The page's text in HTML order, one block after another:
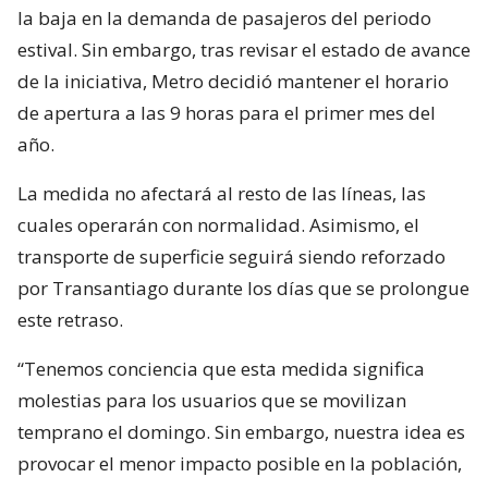
la baja en la demanda de pasajeros del periodo
estival. Sin embargo, tras revisar el estado de avance
de la iniciativa, Metro decidió mantener el horario
de apertura a las 9 horas para el primer mes del
año.
La medida no afectará al resto de las líneas, las
cuales operarán con normalidad. Asimismo, el
transporte de superficie seguirá siendo reforzado
por Transantiago durante los días que se prolongue
este retraso.
“Tenemos conciencia que esta medida significa
molestias para los usuarios que se movilizan
temprano el domingo. Sin embargo, nuestra idea es
provocar el menor impacto posible en la población,